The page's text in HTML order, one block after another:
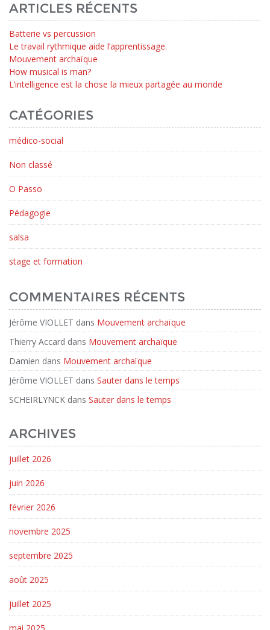
ARTICLES RÉCENTS
Batterie vs percussion
Le travail rythmique aide l’apprentissage.
Mouvement archaïque
How musical is man?
L’intelligence est la chose la mieux partagée au monde
CATÉGORIES
médico-social
Non classé
O Passo
Pédagogie
salsa
stage et formation
COMMENTAIRES RÉCENTS
Jérôme VIOLLET dans Mouvement archaïque
Thierry Accard dans Mouvement archaïque
Damien dans Mouvement archaïque
Jérôme VIOLLET dans Sauter dans le temps
SCHEIRLYNCK dans Sauter dans le temps
ARCHIVES
juillet 2026
juin 2026
février 2026
novembre 2025
septembre 2025
août 2025
juillet 2025